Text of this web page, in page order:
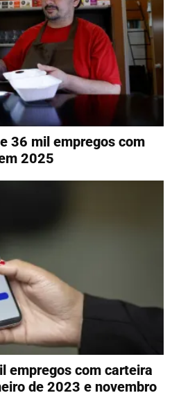
36 mil empregos com
2025
empregos com carteira
de 2023 e novembro